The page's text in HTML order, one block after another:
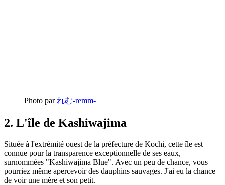
Photo parれむ-remm-
2. L'île de Kashiwajima
Située à l'extrémité ouest de la préfecture de Kochi, cette île est
connue pour la transparence exceptionnelle de ses eaux,
surnommées "Kashiwajima Blue". Avec un peu de chance, vous
pourriez même apercevoir des dauphins sauvages. J'ai eu la chance
de voir une mère et son petit.